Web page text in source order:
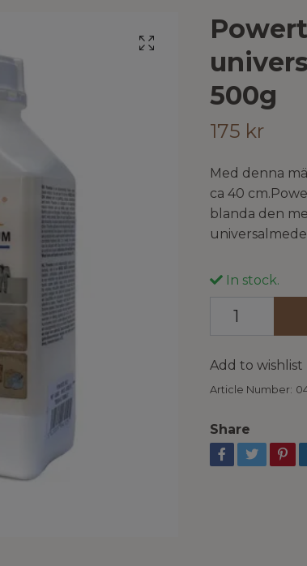
500g
175 kr
Med denna
ca 40
blanda den
In stock.
Add to wishlist
Article Number:
Share